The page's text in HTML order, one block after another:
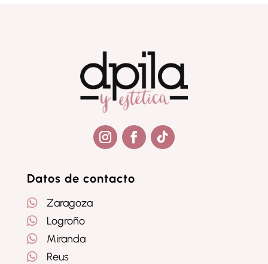
Datos de contacto
 Zaragoza
 Logroño
 Miranda
 Reus